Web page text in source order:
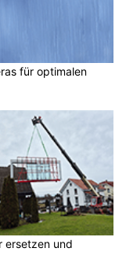
für optimalen
ersetzen und